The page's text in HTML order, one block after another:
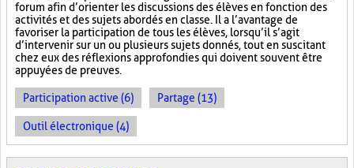
forum afin d’orienter les discussions des élèves en fonction des
activités et des sujets abordés en classe. Il a l’avantage de
favoriser la participation de tous les élèves, lorsqu’il s’agit
d’intervenir sur un ou plusieurs sujets donnés, tout en suscitant
chez eux des réflexions approfondies qui doivent souvent être
appuyées de preuves.
Participation active (6) Partage (13)
Outil électronique (4)